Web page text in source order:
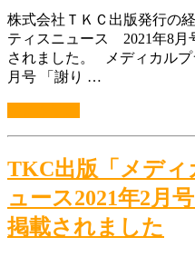
株式会社ＴＫＣ出版発行の
ティスニュース 2021年8月
されました。 メディカル
月号 「謝り …
TKC出版「メデ
ュース2021年2月
掲載されました